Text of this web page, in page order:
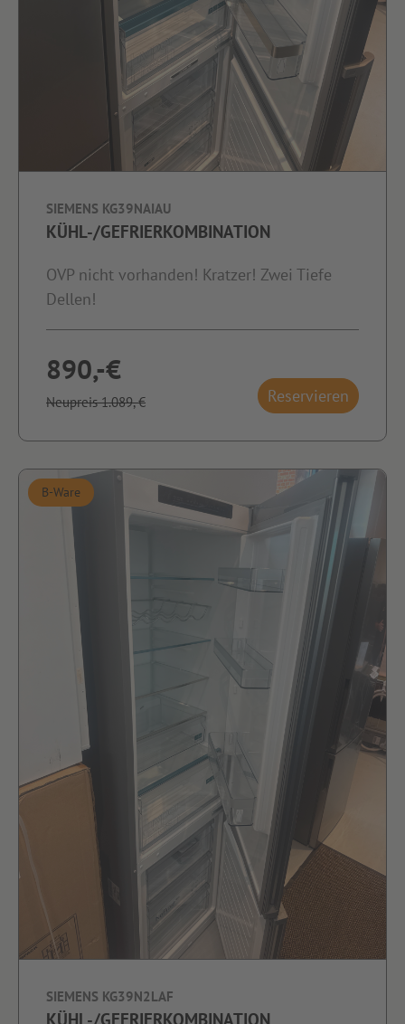
SIEMENS KG39NAIAU
KÜHL-/GEFRIERKOMBINATION
OVP nicht vorhanden! Kratzer! Zwei Tiefe
Dellen!
890,-€
Neupreis 1.089,-€ Reservieren
B-Ware
SIEMENS KG39N2LAF
KÜHL-/GEFRIERKOMBINATION